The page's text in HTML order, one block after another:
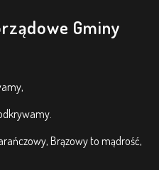
Gminy
Brązowy to mądrość,